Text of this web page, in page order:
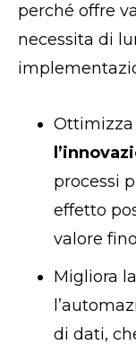
perché offre
necessita di
Ottimizza
processi
effetto
valore
Migliora la
di dati,